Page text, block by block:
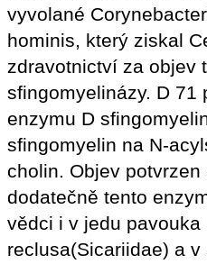
vyvolané
hominis, který ziskal
zdravotnictví za objev
sfingomyelinázy. D 71
enzymu D
sfingomyelin na N-
cholin. Objev potvrzen
dodatečně tento
vědci i v jedu pavouka
reclusa(Sicariidae) a